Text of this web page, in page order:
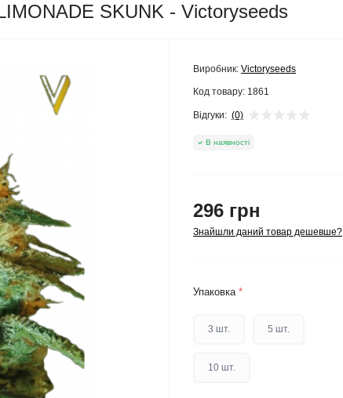
SKUNK - Victoryseeds
Виробник: Victoryseeds
Код товару: 1861
Відгуки: (0)
В наявності
296 грн
Знайшли даний товар дешевше?
Упаковка *
3 шт. 5 шт.
10 шт.